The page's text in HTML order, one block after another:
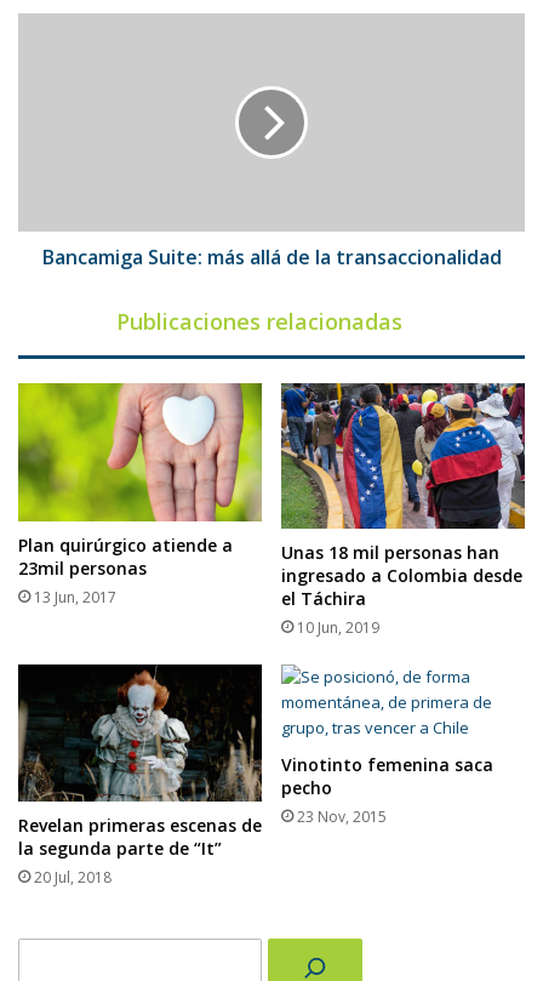
Bancamiga Suite: más allá de la transaccionalidad
Publicaciones relacionadas
Plan quirúrgico atiende a
23mil personas
13 Jun, 2017
Unas 18 mil personas han
ingresado a Colombia desde
el Táchira
10 Jun, 2019
Revelan primeras escenas de
la segunda parte de “It”
20 Jul, 2018
Vinotinto femenina saca
pecho
23 Nov, 2015